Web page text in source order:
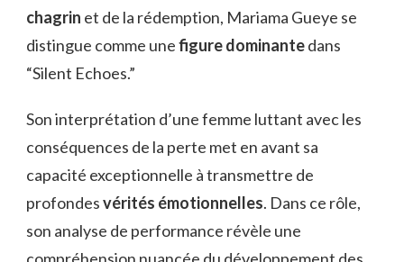
chagrin et de la rédemption, Mariama Gueye se
distingue comme unefigure dominantedans
“Silent Echoes.”
Son interprétation d’une femme luttant avec les
conséquences de la perte met en avant sa
capacité exceptionnelle à transmettre de
profondesvérités émotionnelles. Dans ce rôle,
son analyse de performance révèle une